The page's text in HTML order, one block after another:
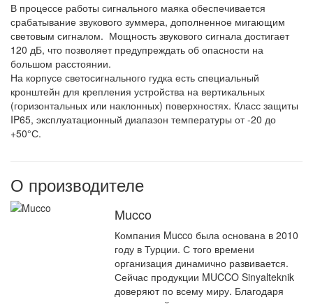
В процессе работы сигнального маяка обеспечивается
срабатывание звукового зуммера, дополненное мигающим
световым сигналом. Мощность звукового сигнала достигает
120 дБ, что позволяет предупреждать об опасности на
большом расстоянии.
На корпусе светосигнального гудка есть специальный
кронштейн для крепления устройства на вертикальных
(горизонтальных или наклонных) поверхностях. Класс защиты
IP65, эксплуатационный диапазон температуры от -20 до
+50°С.
О производителе
Mucco
Компания Mucco была основана в 2010
году в Турции. С того времени
организация динамично развивается.
Сейчас продукции MUCCO Sinyalteknik
доверяют по всему миру. Благодаря